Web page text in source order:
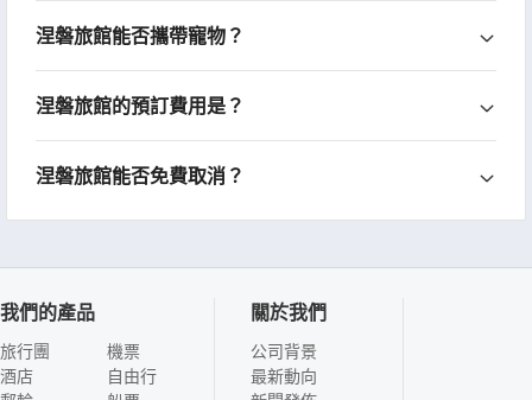
涅磐旅館能否攜帶寵物？
涅磐旅館的預訂費用是？
涅磐旅館能否免費取消？
我們的產品
旅行團
酒店
機票
自由行
關於我們
公司背景
最新動向